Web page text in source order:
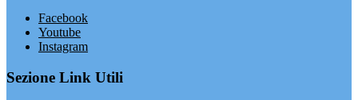
Facebook
Youtube
Instagram
Sezione Link Utili